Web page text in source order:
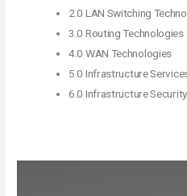
2.0 LAN Switching
3.0 Routing Technologies
4.0 WAN Technologies
5.0 Infrastructure
6.0 Infrastructure Security